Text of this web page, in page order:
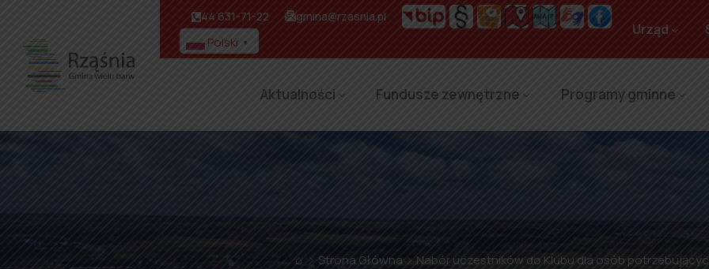
44 631-71-22 gmina@rzasnia.pl
Polski ▼
Urząd
Aktualności Fundusze zewnętrzne Programy gminne
⌂ Strona Główna Nabór uczestników do Klubu dla osób